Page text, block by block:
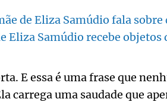
de Eliza Samúdio fala
Eliza Samúdio recebe objetos
E essa é uma frase que
carrega uma saudade que